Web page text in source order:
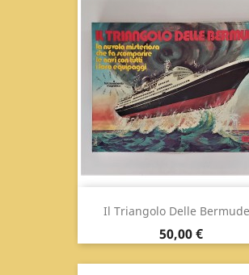
Il Triangolo Delle
Prezzo
50,00 €